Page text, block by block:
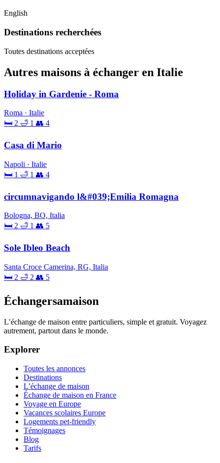
English
Destinations recherchées
Toutes destinations acceptées
Autres maisons à échanger en Italie
Holiday in Gardenie - Roma
Roma · Italie
🛏 2 🛁 1 👥 4
Casa di Mario
Napoli · Italie
🛏 1 🛁 1 👥 4
circumnavigando l&#039;Emilia Romagna
Bologna, BO, Italia
🛏 2 🛁 1 👥 5
Sole Ibleo Beach
Santa Croce Camerina, RG, Italia
🛏 2 🛁 2 👥 5
Échangersamaison
L’échange de maison entre particuliers, simple et gratuit. Voyagez
autrement, partout dans le monde.
Explorer
Toutes les annonces
Destinations
L’échange de maison
Échange de maison en France
Voyage en Europe
Vacances scolaires Europe
Logements pet-friendly
Témoignages
Blog
Tarifs